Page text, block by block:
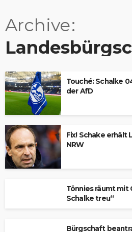
Archive
Touché: Schalke
der AfD
Fix! Schake erhält
NRW
Tönnies räumt mit
Schalke treu“
Bürgschaft